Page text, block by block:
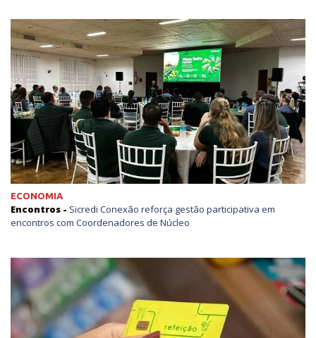
ECONOMIA
Encontros - Sicredi Conexão reforça gestão participativa em
encontros com Coordenadores de Núcleo